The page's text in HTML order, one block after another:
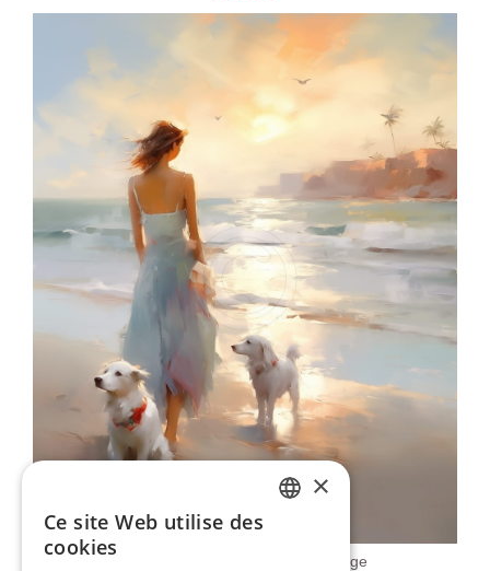
Fille Avec Des Chiens Sur La Plage
×
Ce site Web utilise des
cookies